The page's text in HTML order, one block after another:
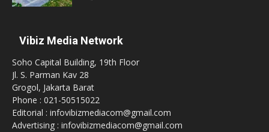
Vibiz Media Network
Soho Capital Building, 19th Floor
Jl. S. Parman Kav 28
Grogol, Jakarta Barat
Phone : 021-50515022
Editorial : infovibizmediacom@gmail.com
Advertising : infovibizmediacom@gmail.com